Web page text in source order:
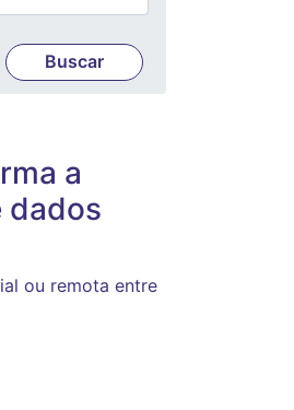
a
dados
ou remota entre